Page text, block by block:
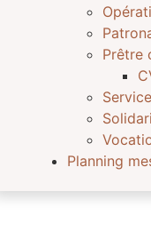
Prêtre
Planning